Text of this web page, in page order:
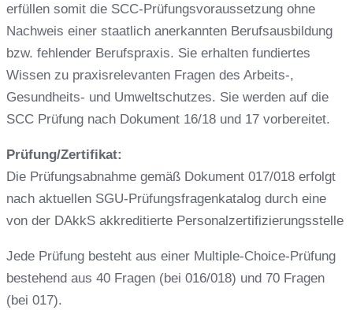
erfüllen somit die SCC-Prüfungsvoraussetzung ohne
Nachweis einer staatlich anerkannten Berufsausbildung
bzw. fehlender Berufspraxis. Sie erhalten fundiertes
Wissen zu praxisrelevanten Fragen des Arbeits-,
Gesundheits- und Umweltschutzes. Sie werden auf die
SCC Prüfung nach Dokument 16/18 und 17 vorbereitet.
Prüfung/Zertifikat:
Die Prüfungsabnahme gemäß Dokument 017/018 erfolgt
nach aktuellen SGU-Prüfungsfragenkatalog durch eine
von der DAkkS akkreditierte Personalzertifizierungsstelle
Jede Prüfung besteht aus einer Multiple-Choice-Prüfung
bestehend aus 40 Fragen (bei 016/018) und 70 Fragen
(bei 017).